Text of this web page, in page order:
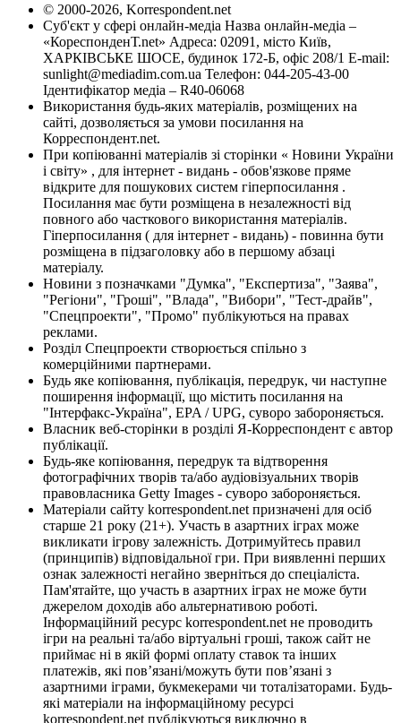
© 2000-2026, Korrespondent.net
Суб'єкт у сфері онлайн-медіа Назва онлайн-медіа –
«КореспонденТ.net» Адреса: 02091, місто Київ,
ХАРКІВСЬКЕ ШОСЕ, будинок 172-Б, офіс 208/1 E-mail:
sunlight@mediadim.com.ua Телефон: 044-205-43-00
Ідентифікатор медіа – R40-06068
Використання будь-яких матеріалів, розміщених на
сайті, дозволяється за умови посилання на
Корреспондент.net.
При копіюванні матеріалів зі сторінки « Новини України
і світу» , для інтернет - видань - обов'язкове пряме
відкрите для пошукових систем гіперпосилання .
Посилання має бути розміщена в незалежності від
повного або часткового використання матеріалів.
Гіперпосилання ( для інтернет - видань) - повинна бути
розміщена в підзаголовку або в першому абзаці
матеріалу.
Новини з позначками "Думка", "Експертиза", "Заява",
"Регіони", "Гроші", "Влада", "Вибори", "Тест-драйв",
"Спецпроекти", "Промо" публікуються на правах
реклами.
Розділ Спецпроекти створюється спільно з
комерційними партнерами.
Будь яке копіювання, публікація, передрук, чи наступне
поширення інформації, що містить посилання на
"Інтерфакс-Україна", EPA / UPG, суворо забороняється.
Власник веб-сторінки в розділі Я-Корреспондент є автор
публікації.
Будь-яке копіювання, передрук та відтворення
фотографічних творів та/або аудіовізуальних творів
правовласника Getty Images - суворо забороняється.
Матеріали сайту korrespondent.net призначені для осіб
старше 21 року (21+). Участь в азартних іграх може
викликати ігрову залежність. Дотримуйтесь правил
(принципів) відповідальної гри. При виявленні перших
ознак залежності негайно зверніться до спеціаліста.
Пам'ятайте, що участь в азартних іграх не може бути
джерелом доходів або альтернативою роботі.
Інформаційний ресурс korrespondent.net не проводить
ігри на реальні та/або віртуальні гроші, також сайт не
приймає ні в якій формі оплату ставок та інших
платежів, які пов’язані/можуть бути пов’язані з
азартними іграми, букмекерами чи тоталізаторами. Будь-
які матеріали на інформаційному ресурсі
korrespondent.net публікуються виключно в